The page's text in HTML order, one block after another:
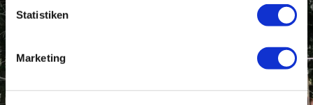
Statistiken
Marketing